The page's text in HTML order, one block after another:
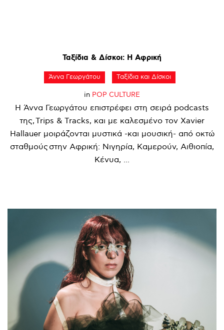
Ταξίδια & Δίσκοι: Η Αφρική
Άννα Γεωργάτου Ταξίδια και Δίσκοι
in POP CULTURE
Η Άννα Γεωργάτου επιστρέφει στη σειρά podcasts
της, Trips & Tracks, και με καλεσμένο τον Xavier
Hallauer μοιράζονται μυστικά -και μουσική- από οκτώ
σταθμούς στην Αφρική: Νιγηρία, Καμερούν, Αιθιοπία,
Κένυα, ...